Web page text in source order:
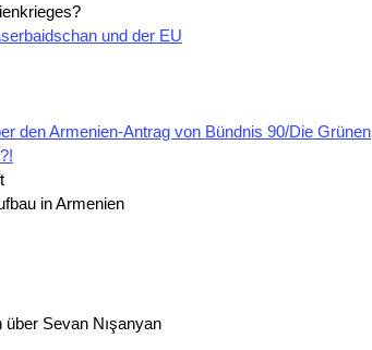
und der EU
den Armenien-Antrag von Bündnis 90/Die Grünen
in Armenien
Sevan Nışanyan